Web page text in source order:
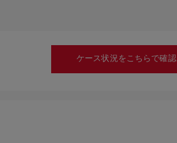
ケース状況をこちらで確認